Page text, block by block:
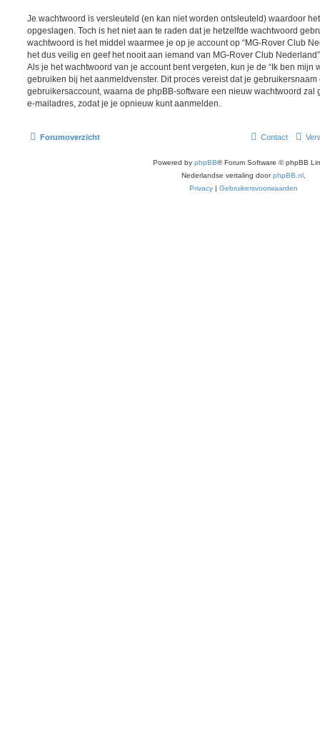
Je wachtwoord is versleuteld (en kan niet worden ontsleuteld) waardoor
opgeslagen. Toch is het niet aan te raden dat je hetzelfde wachtwoord
wachtwoord is het middel waarmee je op je account op “MG-Rover Club
het dus veilig en geef het nooit aan iemand van MG-Rover Club
Als je het wachtwoord van je account bent vergeten, kun je de “Ik ben mijn
gebruiken bij het aanmeldvenster. Dit proces vereist dat je
gebruikersaccount, waarna de phpBB-software een nieuw wachtwoord zal
e-mailadres, zodat je je opnieuw kunt aanmelden.
Forumoverzicht Contact
Powered by phpBB® Forum Software © phpBB
Nederlandse vertaling doorphpBB.nl.
Privacy| Gebruikersvoorwaarden